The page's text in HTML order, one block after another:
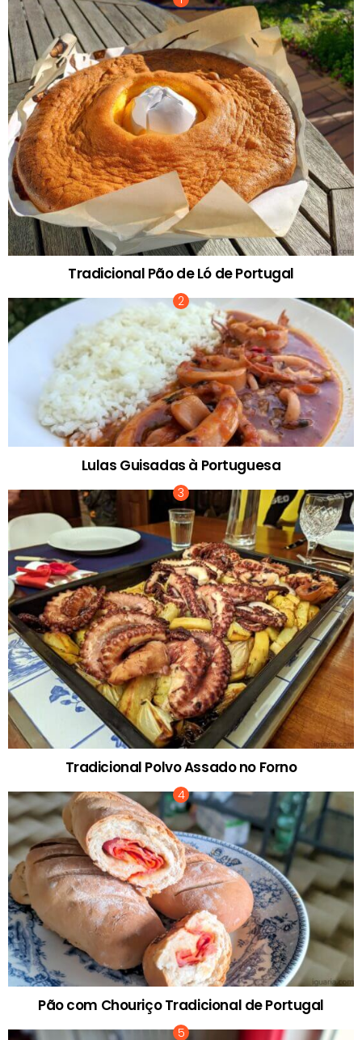
Tradicional Pão de Ló de Portugal
Lulas Guisadas à Portuguesa
Tradicional Polvo Assado no Forno
Pão com Chouriço Tradicional de Portugal